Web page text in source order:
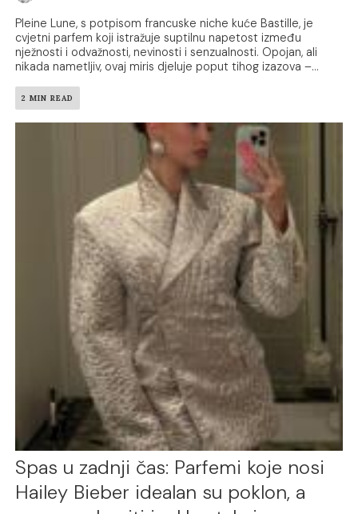
Pleine Lune, s potpisom francuske niche kuće Bastille, je
cvjetni parfem koji istražuje suptilnu napetost između
nježnosti i odvažnosti, nevinosti i senzualnosti. Opojan, ali
nikada nametljiv, ovaj miris djeluje poput tihog izazova –...
2 MIN READ
Spas u zadnji čas: Parfemi koje nosi
Hailey Bieber idealan su poklon, a